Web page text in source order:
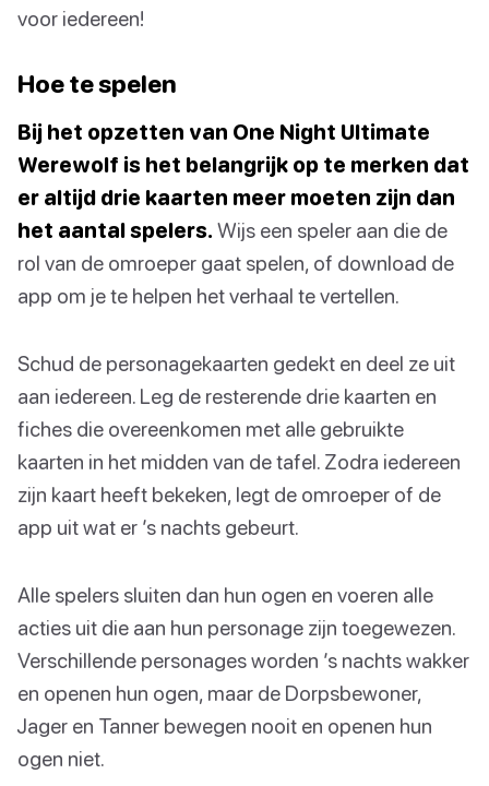
voor iedereen!
Hoe te spelen
Bij het opzetten van One Night Ultimate
Werewolf is het belangrijk op te merken dat
er altijd drie kaarten meer moeten zijn dan
het aantal spelers. Wijs een speler aan die de
rol van de omroeper gaat spelen, of download de
app om je te helpen het verhaal te vertellen.
Schud de personagekaarten gedekt en deel ze uit
aan iedereen. Leg de resterende drie kaarten en
fiches die overeenkomen met alle gebruikte
kaarten in het midden van de tafel. Zodra iedereen
zijn kaart heeft bekeken, legt de omroeper of de
app uit wat er ’s nachts gebeurt.
Alle spelers sluiten dan hun ogen en voeren alle
acties uit die aan hun personage zijn toegewezen.
Verschillende personages worden ’s nachts wakker
en openen hun ogen, maar de Dorpsbewoner,
Jager en Tanner bewegen nooit en openen hun
ogen niet.